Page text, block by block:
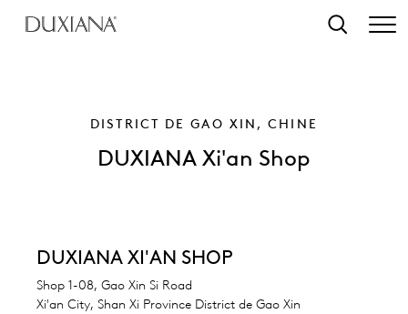
Recherche
DISTRICT DE GAO XIN, CHINE
DUXIANA Xi'an Shop
DUXIANA XI'AN SHOP
Shop 1-08, Gao Xin Si Road
Xi'an City, Shan Xi Province District de Gao Xin